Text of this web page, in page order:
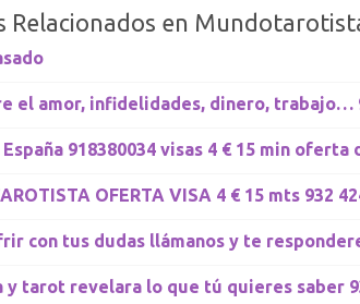
Relacionados en
el amor, infidelidades, dinero, trabajo…
918380034 visas 4 € 15 min oferta
OFERTA VISA 4 € 15 mts 932
con tus dudas llámanos y te
y tarot revelara lo que tú quieres saber